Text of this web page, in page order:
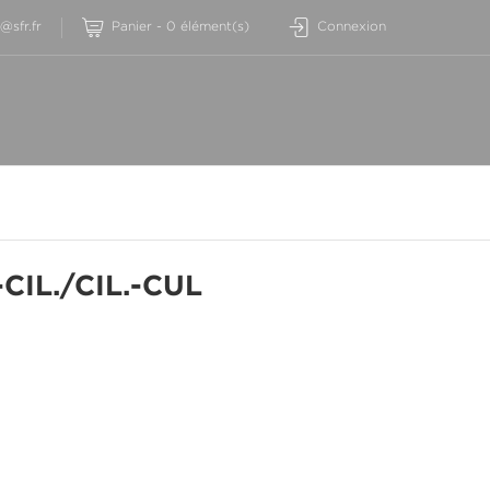
Panier - 0 élément(s) Connexion
CIL./CIL.-CUL